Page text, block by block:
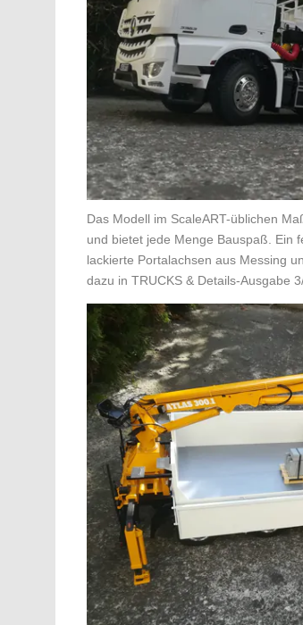
Das Modell im ScaleART-üblichen
und bietet jede Menge Bauspaß. Ein
lackierte Portalachsen aus Messing
dazu in TRUCKS & Details-Ausgabe